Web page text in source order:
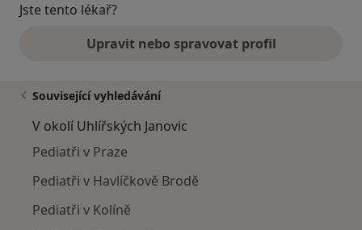
Jste tento lékař?
Upravit nebo spravovat profil
Související vyhledávání
V okolí Uhlířských Janovic
Pediatři v Praze
Pediatři v Havlíčkově Brodě
Pediatři v Kolíně